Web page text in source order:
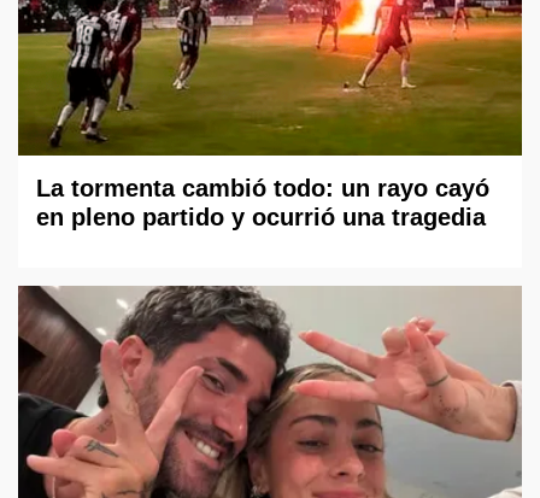
La tormenta cambió todo: un rayo cayó
en pleno partido y ocurrió una tragedia